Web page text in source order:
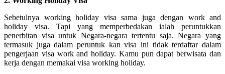
Sebetulnya working holiday visa sama juga dengan work and
holiday visa. Tapi yang memperbedakan ialah peruntukkan
penerbitan visa untuk Negara-negara tertentu saja. Negara yang
termasuk juga dalam peruntuk kan visa ini tidak terdaftar dalam
pengerjaan visa work and holiday. Kamu pun dapat berwisata dan
kerja dengan memakai visa working holiday.